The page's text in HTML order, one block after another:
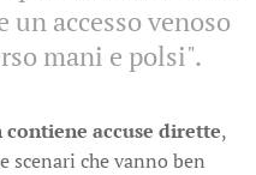
un accesso venoso
mani e polsi".
contiene accuse dirette,
scenari che vanno ben